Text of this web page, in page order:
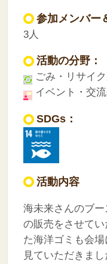
参加メンバー
3人
活動の分野：
ごみ・リサイ
イベント・交
SDGs：
活動内容
海未来さんのブ
の販売をさせてい
た海洋ゴミも会
見ていただきまし